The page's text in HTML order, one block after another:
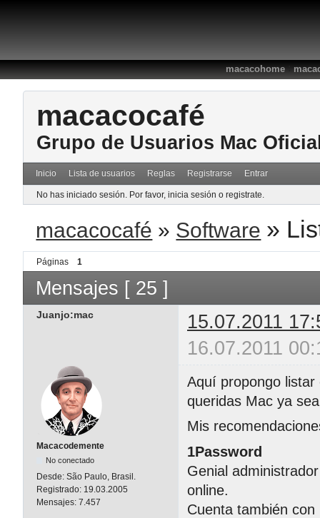
macacohome:
macacocafé
Grupo de Usuarios Mac
Inicio Lista de usuarios Reglas Registrarse Entrar
No has iniciado sesión. Por favor, inicia sesión o registrate.
macacocafé » Software »
Páginas 1
Mensajes [ 25 ]
Juanjo:mac
15.07.2011
16.07.2011
Macacodemente
No conectado
Desde: São Paulo, Brasil.
Registrado: 19.03.2005
Mensajes: 7.457
Aquí propongo
queridas Mac ya
Mis
1Password
Genial
online.
Cuenta también